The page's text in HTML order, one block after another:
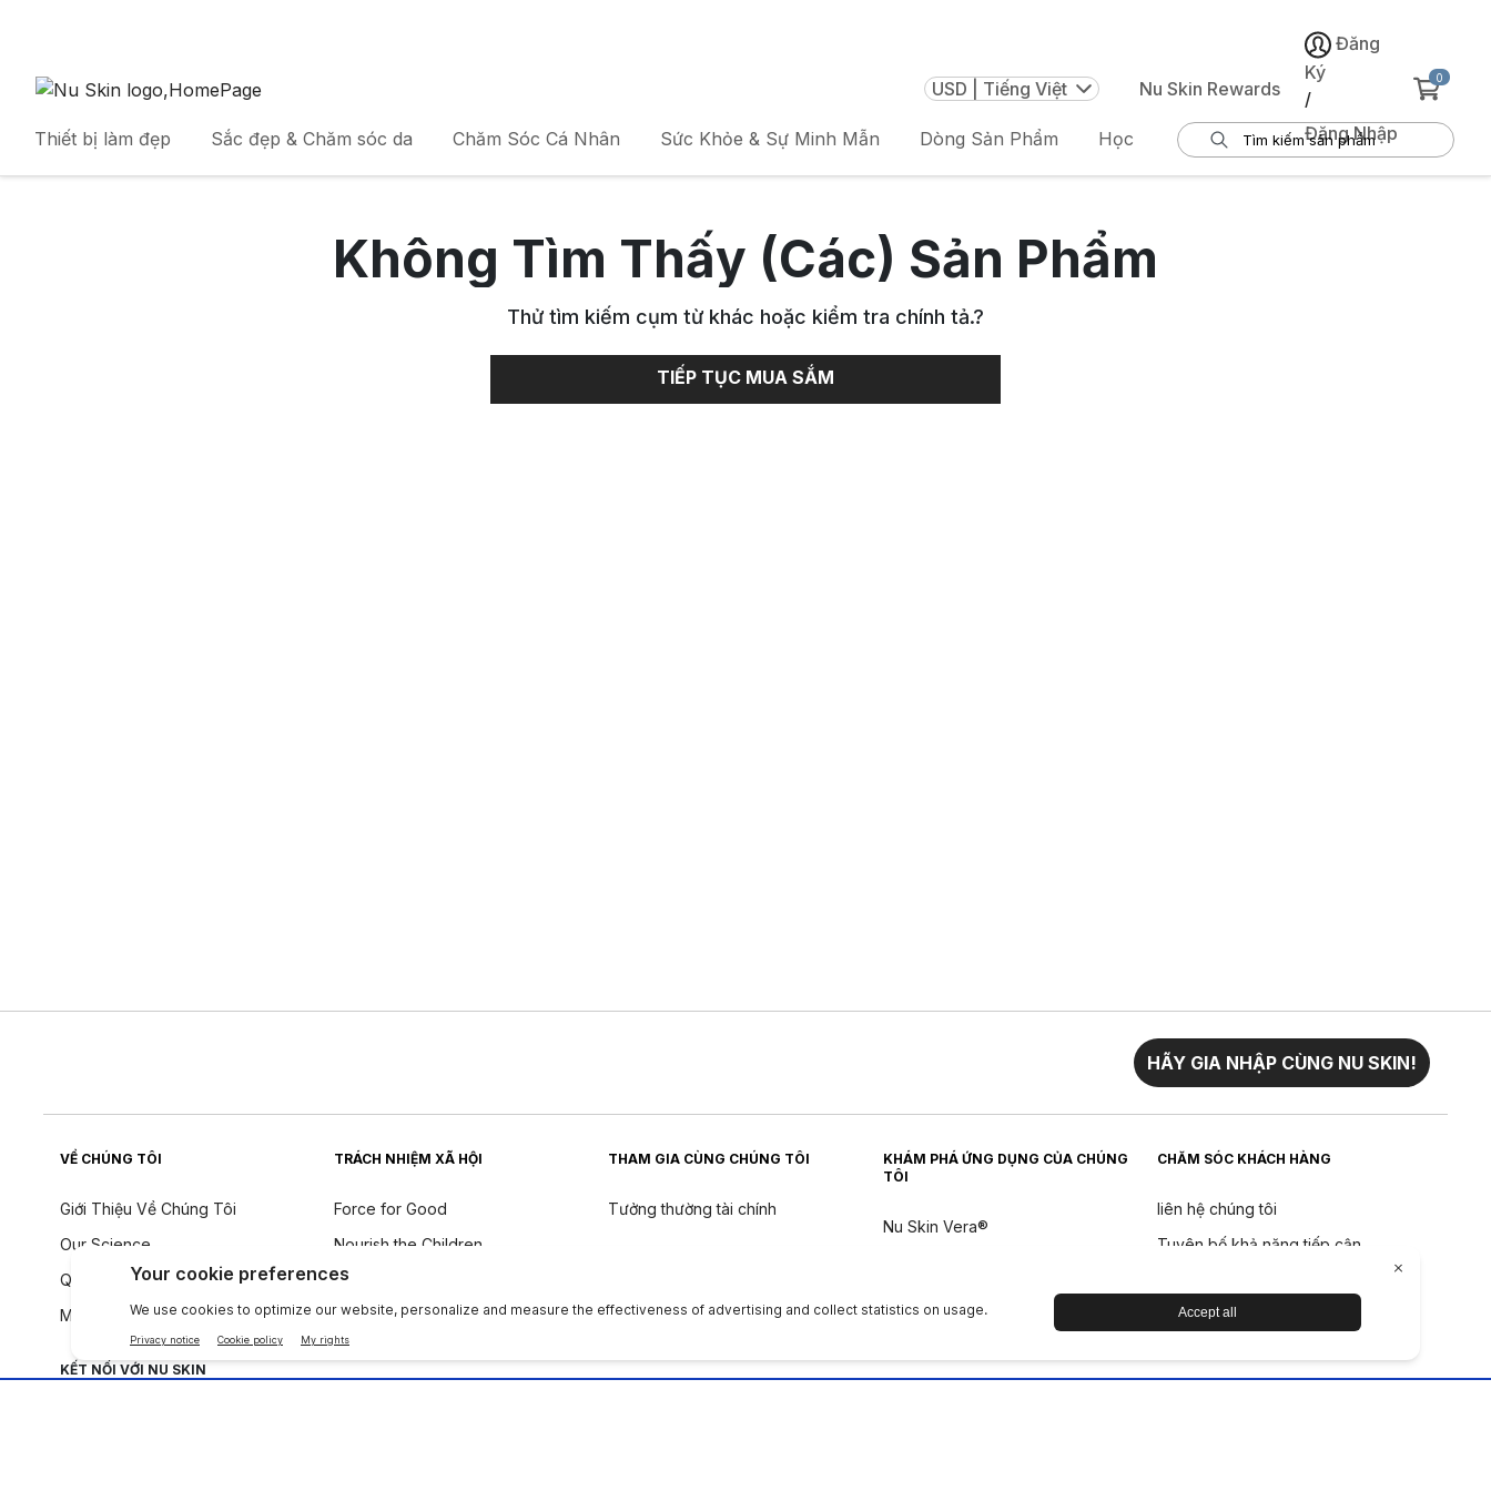
USD | Tiếng Việt Nu Skin Rewards
Đăng
Ký
/
Đăng Nhập
0
Thiết bị làm đẹp Sắc đẹp & Chăm sóc da Chăm Sóc Cá Nhân Sức Khỏe & Sự Minh Mẫn Dòng Sản Phẩm Học
Không Tìm Thấy (Các) Sản Phẩm
Thử tìm kiếm cụm từ khác hoặc kiểm tra chính tả.?
TIẾP TỤC MUA SẮM
HÃY GIA NHẬP CÙNG NU SKIN!
VỀ CHÚNG TÔI
Giới Thiệu Về Chúng Tôi
Our Science
Quy tắc ứng xử
Một tiếng nói toàn cầu
TRÁCH NHIỆM XÃ HỘI
Force for Good
Nourish the Children
Tính Bền Vững
Triết Lý Về Thành Phần
THAM GIA CÙNG CHÚNG TÔI
Tưởng thường tài chính
KHÁM PHÁ ỨNG DỤNG CỦA CHÚNG
TÔI
Nu Skin Vera®
CHĂM SÓC KHÁCH HÀNG
liên hệ chúng tôi
Tuyên bố khả năng tiếp cận
Chính sách hoàn tiền
KẾT NỐI VỚI NU SKIN